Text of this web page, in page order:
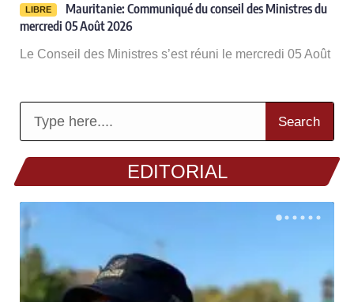
LIBRE
Mauritanie: Communiqué du conseil des Ministres du
mercredi 05 Août 2026
Le Conseil des Ministres s’est réuni le mercredi 05 Août
Search
EDITORIAL